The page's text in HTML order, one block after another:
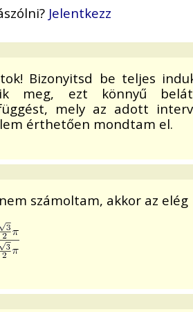
Jelentkezz
Bizonyitsd be teljes
meg, ezt könnyű
mely az adott
érthetően mondtam el.
számoltam, akkor az elég